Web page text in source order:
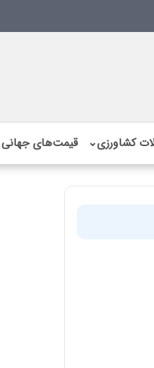
کشاورزی⌄ قیمت‌های جهانی